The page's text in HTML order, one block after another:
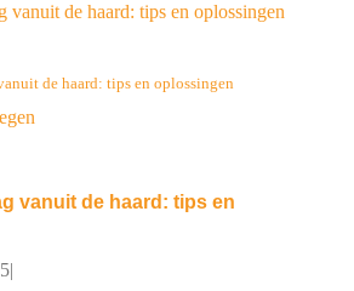
vanuit de haard: tips en oplossingen
de haard: tips en oplossingen
vanuit de haard: tips en
|